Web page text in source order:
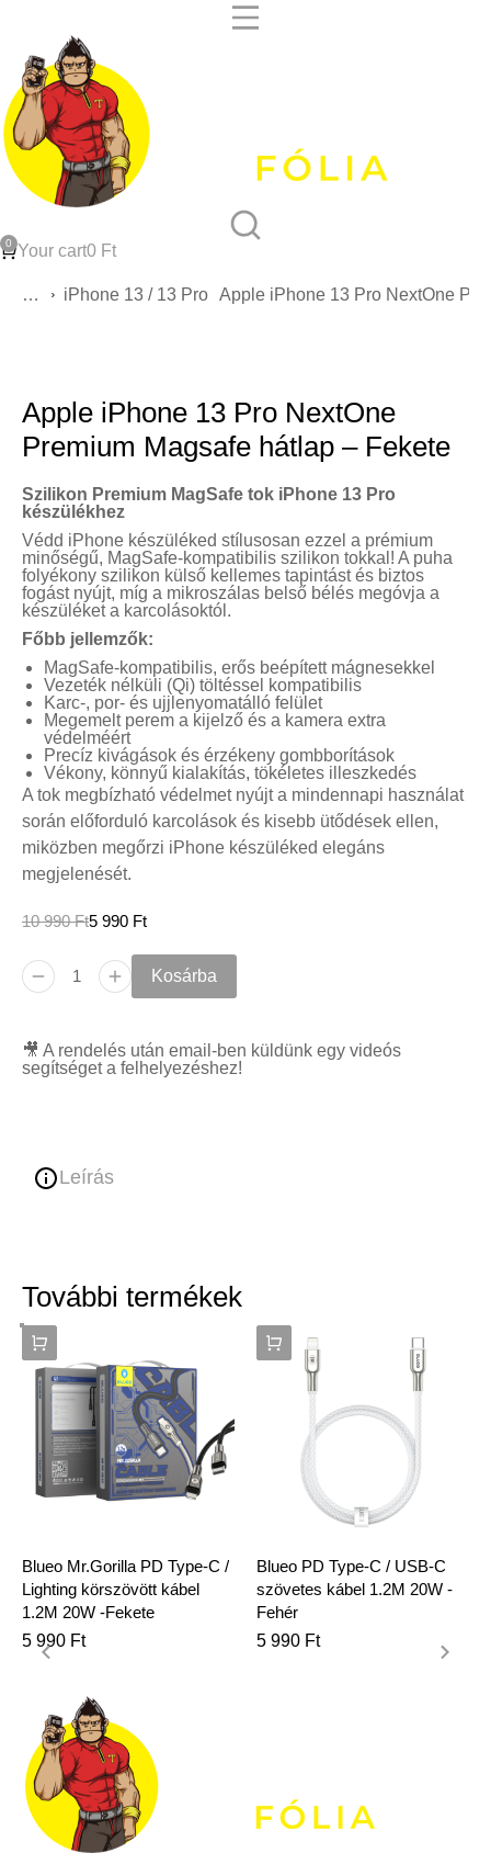
Your cart0 Ft
You are here:
iPhone 13 / 13 Pro Apple iPhone 13 Pro NextOne
Apple iPhone 13 Pro NextOne
Premium Magsafe hátlap – Fekete
Szilikon Premium MagSafe tok iPhone 13 Pro
készülékhez
Védd iPhone készüléked stílusosan ezzel a prémium
minőségű, MagSafe-kompatibilis szilikon tokkal! A puha
folyékony szilikon külső kellemes tapintást és biztos
fogást nyújt, míg a mikroszálas belső bélés megóvja a
készüléket a karcolásoktól.
Főbb jellemzők:
MagSafe-kompatibilis, erős beépített mágnesekkel
Vezeték nélküli (Qi) töltéssel kompatibilis
Karc-, por- és ujjlenyomatálló felület
Megemelt perem a kijelző és a kamera extra
védelméért
Precíz kivágások és érzékeny gombborítások
Vékony, könnyű kialakítás, tökéletes illeszkedés
A tok megbízható védelmet nyújt a mindennapi használat
során előforduló karcolások és kisebb ütődések ellen,
miközben megőrzi iPhone készüléked elegáns
megjelenését.
10 990Ft5 990 Ft
Kosárba
🎥 A rendelés után email-ben küldünk egy videós
segítséget a felhelyezéshez!
Leírás
További termékek
Blueo Mr.Gorilla PD Type-C /
Lighting körszövött kábel
1.2M 20W -Fekete
5 990 Ft
Blueo PD Type-C / USB-C
szövetes kábel 1.2M 20W -
Fehér
5 990 Ft